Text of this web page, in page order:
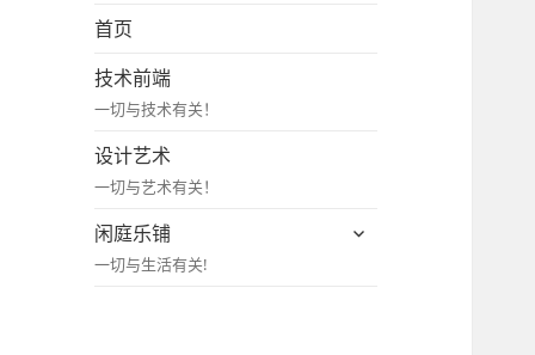
首页
技术前端
一切与技术有关！
设计艺术
一切与艺术有关！
闲庭乐铺
一切与生活有关!
展